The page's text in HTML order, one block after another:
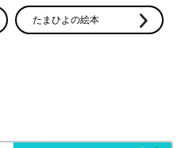
たまひよの絵本